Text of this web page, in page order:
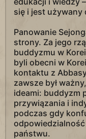
się i jest używany
Panowanie
strony. Za jego
buddyzmu w
byli obecni w
kontaktu z
zawsze był
ideami: buddyzm
przywiązania i
podczas gdy
państwu.